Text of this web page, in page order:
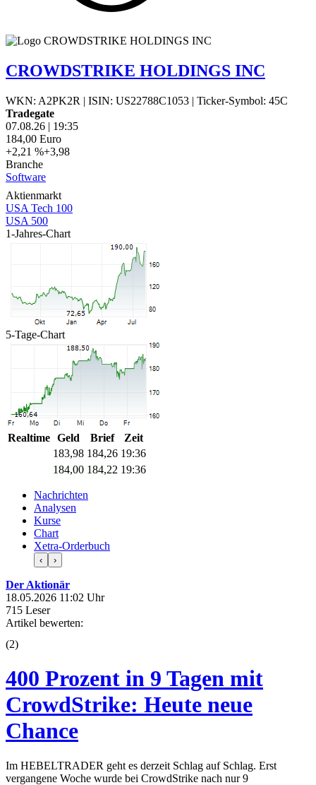
CROWDSTRIKE HOLDINGS INC
WKN: A2PK2R | ISIN: US22788C1053 | Ticker-Symbol: 45C
Tradegate
07.08.26 | 19:35
184,00 Euro
+2,21 %+3,98
Branche
Software
Aktienmarkt
USA Tech 100
USA 500
1-Jahres-Chart
5-Tage-Chart
Realtime Geld Brief
Zeit
183,98 184,26 19:36
184,00 184,22 19:36
Nachrichten
Analysen
Kurse
Chart
Xetra-Orderbuch
‹ ›
Der Aktionär
18.05.2026 11:02 Uhr
715 Leser
Artikel bewerten:
(2)
400 Prozent in 9 Tagen mit
CrowdStrike: Heute neue
Chance
Im HEBELTRADER geht es derzeit Schlag auf Schlag. Erst
vergangene Woche wurde bei CrowdStrike nach nur 9